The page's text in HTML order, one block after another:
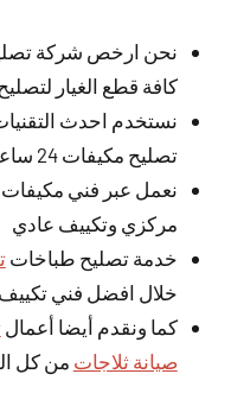
نحن ارخص شركة
كافة قطع الغيار
نستخدم احدث
تصليح مكيفات 24 ساعة
نعمل عبر فني
مركزي وتكييف عادي
خدمة تصليح طباخات
خلال افضل فني
كما ونقدم أيضا أعمال
صيانة ثلاجات من كل